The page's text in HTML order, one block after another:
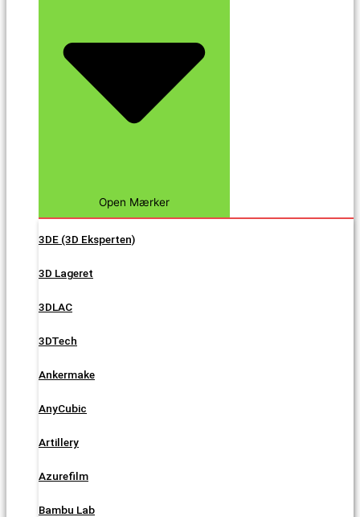
Open Mærker
3DE (3D Eksperten)
3D Lageret
3DLAC
3DTech
Ankermake
AnyCubic
Artillery
Azurefilm
Bambu Lab